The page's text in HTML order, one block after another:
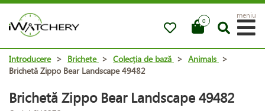
0
meniu
Introducere > Brichete > Colecția de bază > Animals >
Brichetă Zippo Bear Landscape 49482
Brichetă Zippo Bear Landscape 49482